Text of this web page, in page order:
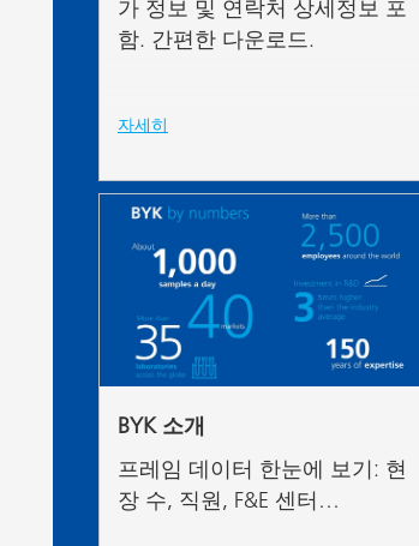
가 정보 및 연락처 상세정보 포
함. 간편한 다운로드.
자세히
BYK 소개
프레임 데이터 한눈에 보기: 현
장 수, 직원, F&E 센터…